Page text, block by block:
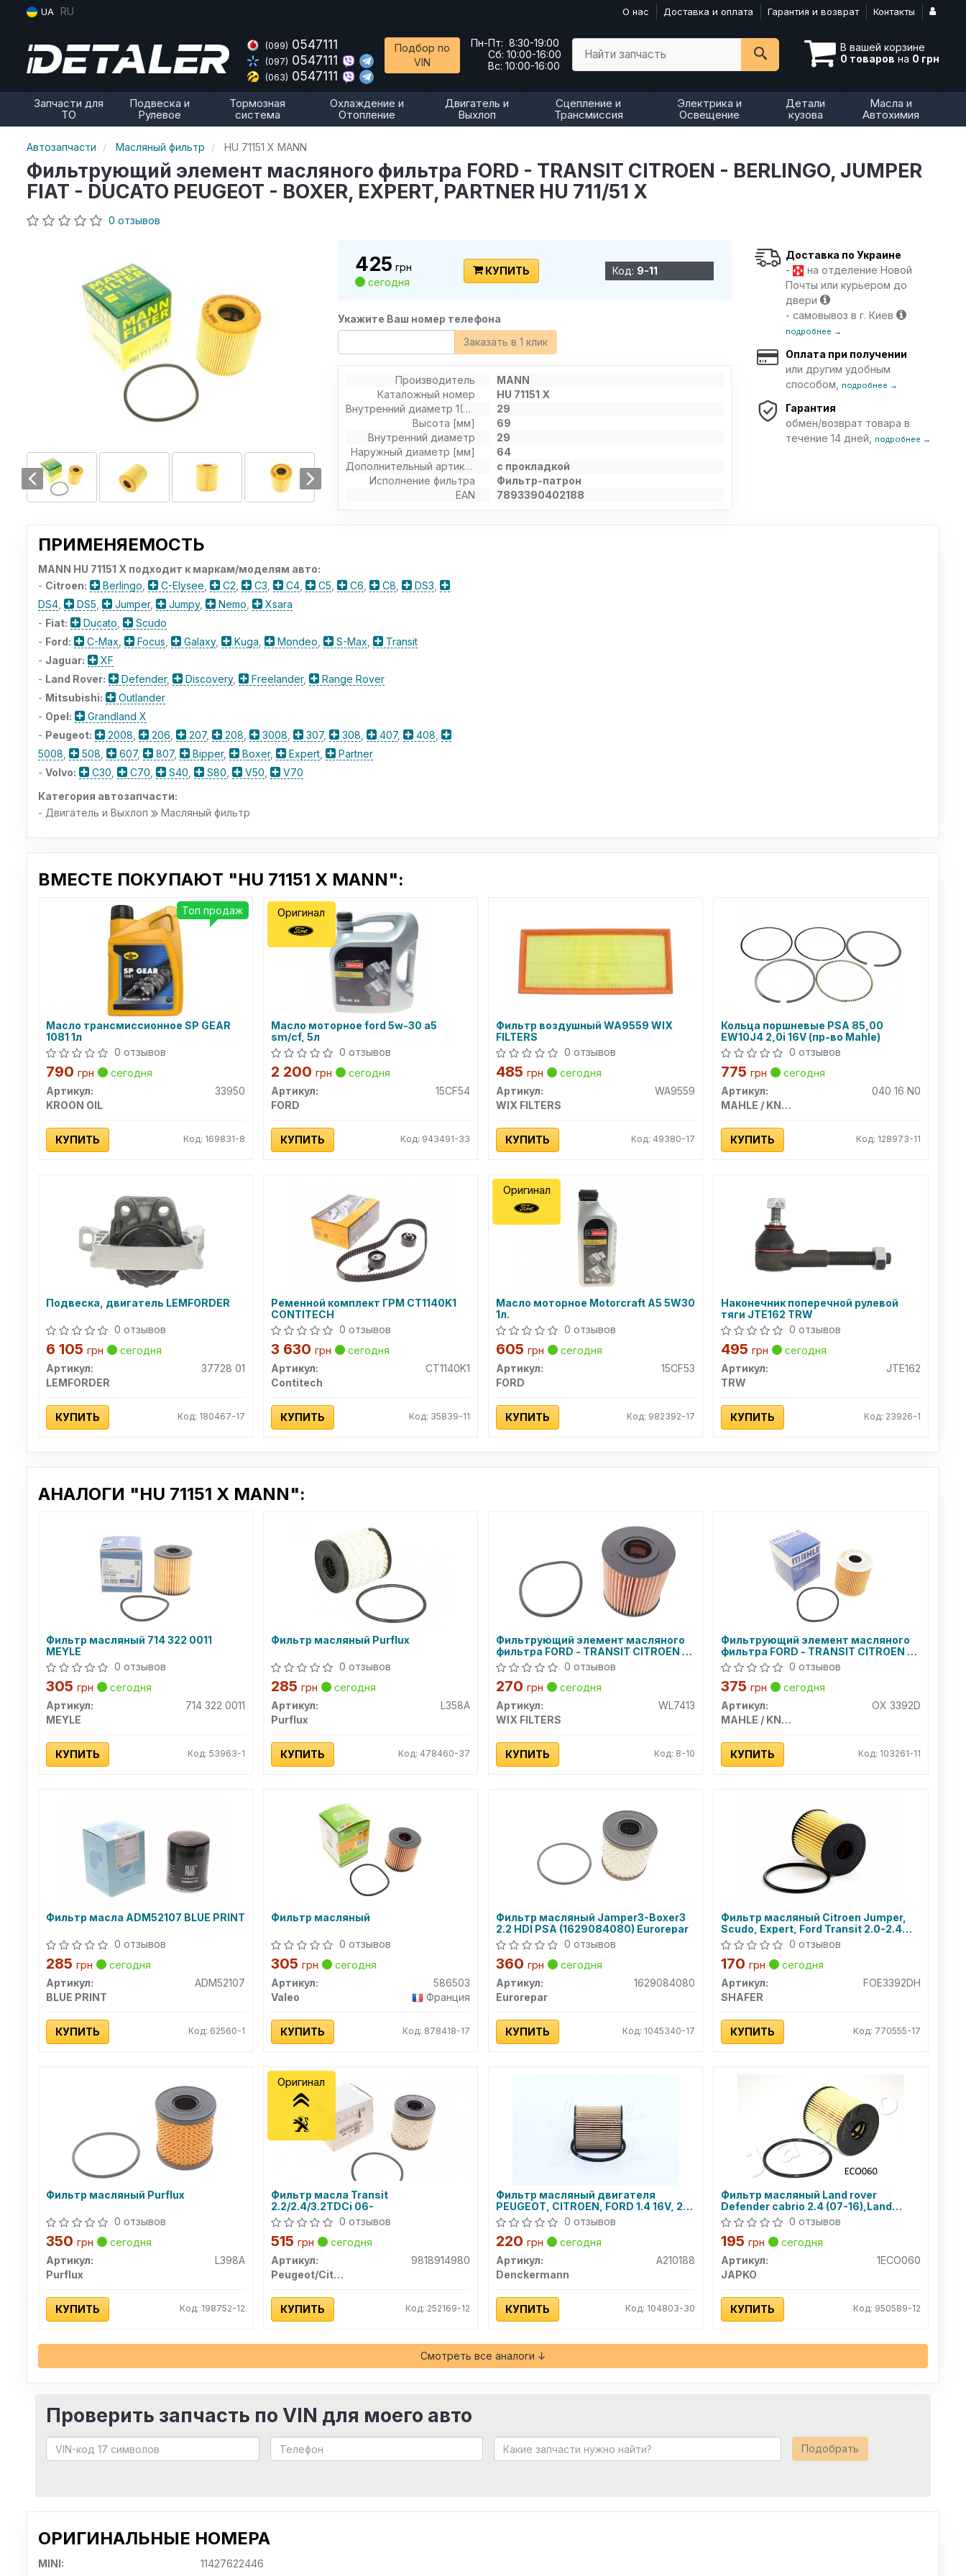
UA RU О нас Доставка и оплата Гарантия и возврат Контакты
(099) 0547111
(097) 0547111
(063) 0547111
Подбор по
VIN
Пн-Пт: 8:30-19:00
Сб: 10:00-16:00
Вс: 10:00-16:00
В вашей корзине
0 товаров на 0 грн
Найти запчасть
Запчасти для
ТО
Подвеска и
Рулевое
Тормозная
система
Охлаждение и
Отопление
Двигатель и
Выхлоп
Сцепление и
Трансмиссия
Электрика и
Освещение
Детали
кузова
Масла и
Автохимия
Автозапчасти Масляный фильтр HU 71151 X MANN
Фильтрующий элемент масляного фильтра FORD - TRANSIT CITROEN - BERLINGO, JUMPER
FIAT - DUCATO PEUGEOT - BOXER, EXPERT, PARTNER HU 711/51 X
0 отзывов
425 грн
сегодня
КУПИТЬ Код: 9-11
Укажите Ваш номер телефона
Заказать в 1 клик
Производитель
MANN
Каталожный номер
HU 71151 X
Внутренний диаметр 1(мм)
29
Высота [мм]
69
Внутренний диаметр
29
Наружный диаметр [мм]
64
Дополнительный артикул / Дополнительная информация
с прокладкой
Исполнение фильтра
Фильтр-патрон
EAN
7893390402188
Доставка по Украине
-
на отделение Новой
Почты или курьером до
двери
- самовывоз в г. Киев
подробнее →
Оплата при получении
или другим удобным
способом,
подробнее →
Гарантия
обмен/возврат товара в
течение 14 дней,
подробнее →
ПРИМЕНЯЕМОСТЬ
MANN HU 71151 X подходит к маркам/моделям авто:
- Citroen: Berlingo C-Elysee C2 C3 C4 C5 C6 C8 DS3
DS4
DS5 Jumper, Jumpy, Nemo
Xsara
- Fiat: Ducato
Scudo
- Ford: C-Max Focus Galaxy, Kuga Mondeo S-Max
Transit
- Jaguar:
XF
- Land Rover: Defender, Discovery, Freelander,
Range Rover
- Mitsubishi:
Outlander
- Opel:
Grandland X
- Peugeot: 2008 206 207, 208 3008 307, 308 407, 408
5008
508 607, 807, Bipper, Boxer, Expert
Partner
- Volvo: C30 C70 S40 S80 V50
V70
Категория автозапчасти:
- Двигатель и Выхлоп
Масляный фильтр
ВМЕСТЕ ПОКУПАЮТ "HU 71151 X MANN":
Масло трансмиссионное SP GEAR
1081 1л
0 отзывов
790 грн
сегодня
Артикул:
33950
KROON OIL
КУПИТЬ Код: 169831-8
Топ продаж
Масло моторное ford 5w-30 a5
sm/cf, 5л
0 отзывов
2 200 грн
сегодня
Артикул:
15CF54
FORD
КУПИТЬ Код: 943491-33
Оригинал
Фильтр воздушный WA9559 WIX
FILTERS
0 отзывов
485 грн
сегодня
Артикул:
WA9559
WIX FILTERS
КУПИТЬ Код: 49380-17
Кольца поршневые PSA 85,00
EW10J4 2,0i 16V (пр-во Mahle)
0 отзывов
775грн
сегодня
Артикул:
040 16 N0
MAHLE / KNECHT
КУПИТЬ Код: 128973-11
Подвеска, двигатель LEMFORDER
0 отзывов
6 105 грн
сегодня
Артикул:
37728 01
LEMFORDER
КУПИТЬ Код: 180467-17
Ременной комплект ГРМ CT1140K1
CONTITECH
0 отзывов
3 630 грн
сегодня
Артикул:
CT1140K1
Contitech
КУПИТЬ Код: 35839-11
Масло моторное Motorcraft A5 5W30
1л.
0 отзывов
605 грн
сегодня
Артикул:
15CF53
FORD
КУПИТЬ Код: 982392-17
Оригинал
Наконечник поперечной рулевой
тяги JTE162 TRW
0 отзывов
495грн
сегодня
Артикул:
JTE162
TRW
КУПИТЬ Код: 23926-1
АНАЛОГИ "HU 71151 X MANN":
Фильтр масляный 714 322 0011
MEYLE
0 отзывов
305 грн
сегодня
Артикул:
714 322 0011
MEYLE
КУПИТЬ Код: 53963-1
Фильтр масляный Purflux
0 отзывов
285 грн
сегодня
Артикул:
L358A
Purflux
КУПИТЬ Код: 478460-37
Фильтрующий элемент масляного
фильтра FORD - TRANSIT CITROEN -
BERLINGO, JUMPER FIAT - DUCATO
PEUGEOT - BOXER, EXPERT,
PARTNER WL7413 WIX FILTERS
0 отзывов
270 грн
сегодня
Артикул:
WL7413
WIX FILTERS
КУПИТЬ Код: 8-10
Фильтрующий элемент масляного
фильтра FORD - TRANSIT CITROEN -
BERLINGO, JUMPER FIAT - DUCATO
PEUGEO MAHLE
0 отзывов
375грн
сегодня
Артикул:
OX 3392D
MAHLE / KNECHT
КУПИТЬ Код: 103261-11
Фильтр масла ADM52107 BLUE PRINT
0 отзывов
285 грн
сегодня
Артикул:
ADM52107
BLUE PRINT
КУПИТЬ Код: 62560-1
Фильтр масляный
0 отзывов
305 грн
сегодня
Артикул:
586503
Valeo
Франция
КУПИТЬ Код: 878418-17
Фильтр масляный Jamper3-Boxer3
2.2 HDI PSA (1629084080) Eurorepar
0 отзывов
360 грн
сегодня
Артикул:
1629084080
Eurorepar
КУПИТЬ Код: 1045340-17
Фильтр масляный Citroen Jumper,
Scudo, Expert, Ford Transit 2.0-2.4
Hd, тип Hengst - Прямой
(FOE339/2DH) SHAFER
0 отзывов
170грн
сегодня
Артикул:
FOE3392DH
SHAFER
КУПИТЬ Код: 770555-17
Фильтр масляный Purflux
0 отзывов
350 грн
сегодня
Артикул:
L398A
Purflux
КУПИТЬ Код: 198752-12
Фильтр масла Transit
2.2/2.4/3.2TDCi 06-
0 отзывов
515 грн
сегодня
Артикул:
9818914980
Peugeot/Citroen
КУПИТЬ Код: 252169-12
Оригинал
Фильтр масляный двигателя
PEUGEOT, CITROEN, FORD 1.4 16V, 2.0
HDI 04- (пр-во DENCKERMANN)
0 отзывов
220 грн
сегодня
Артикул:
A210188
Denckermann
КУПИТЬ Код: 104803-30
Фильтр масляный Land rover
Defender cabrio 2.4 (07-16),Land
rover Defender stati
0 отзывов
195грн
сегодня
Артикул:
1ECO060
JAPKO
КУПИТЬ Код: 950589-12
Смотреть все аналоги ↓
Проверить запчасть по VIN для моего авто
Подобрать
ОРИГИНАЛЬНЫЕ НОМЕРА
MINI: 11427622446